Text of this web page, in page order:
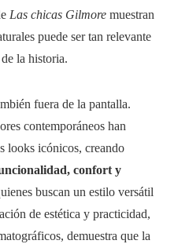
Las chicas Gilmore muestran
puede ser tan relevante
la historia.
fuera de la pantalla.
contemporáneos han
looks icónicos, creando
confort y
buscan un estilo versátil
de estética y practicidad,
demuestra que la